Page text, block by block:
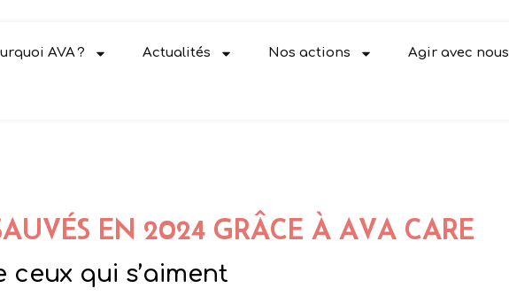
AVA ? Actualités Nos actions Agir avec nous
EN 2024 GRÂCE À AVA CARE
ceux qui s’aiment